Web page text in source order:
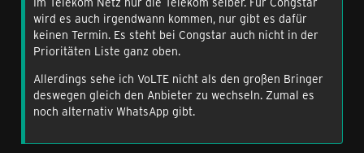
wird es auch irgendwann kommen, nur gibt es dafür
keinen Termin. Es steht bei Congstar auch nicht in der
Prioritäten Liste ganz oben.
Allerdings sehe ich VoLTE nicht als den großen Bringer
deswegen gleich den Anbieter zu wechseln. Zumal es
noch alternativ WhatsApp gibt.